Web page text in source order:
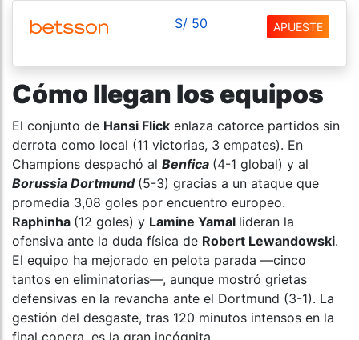
S/ 50 APUESTE
Cómo llegan los equipos
El conjunto de Hansi Flick enlaza catorce partidos sin
derrota como local (11 victorias, 3 empates). En
Champions despachó al Benfica (4-1 global) y al
Borussia Dortmund (5-3) gracias a un ataque que
promedia 3,08 goles por encuentro europeo.
Raphinha (12 goles) y Lamine Yamal lideran la
ofensiva ante la duda física de Robert Lewandowski.
El equipo ha mejorado en pelota parada —cinco
tantos en eliminatorias—, aunque mostró grietas
defensivas en la revancha ante el Dortmund (3-1). La
gestión del desgaste, tras 120 minutos intensos en la